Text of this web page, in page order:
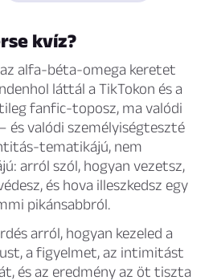
kvíz?
alfa-béta-omega keretet
láttál a TikTokon és a
fanfic-toposz, ma valódi
és valódi személyiségteszté
tematikájú, nem
arról szól, hogyan vezetsz,
és hova illeszkedsz egy
pikánsabbról.
arról, hogyan kezeled a
a figyelmet, az intimitást
és az eredmény az öt tiszta